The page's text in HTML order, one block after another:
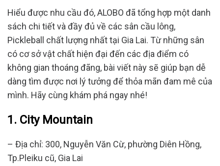
Hiểu được nhu cầu đó, ALOBO đã tổng hợp một danh
sách chi tiết và đầy đủ về các sân cầu lông,
Pickleball chất lượng nhất tại Gia Lai. Từ những sân
có cơ sở vật chất hiện đại đến các địa điểm có
không gian thoáng đãng, bài viết này sẽ giúp bạn dễ
dàng tìm được nơi lý tưởng để thỏa mãn đam mê của
mình. Hãy cùng khám phá ngay nhé!
1. City Mountain
– Địa chỉ: 300, Nguyễn Văn Cừ, phường Diên Hồng,
Tp.Pleiku cũ, Gia Lai